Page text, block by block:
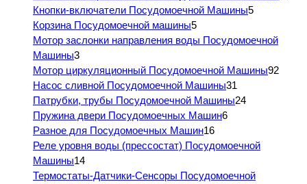
Кнопки-включатели Посудомоечной Машины5
Корзина Посудомоечной машины5
Мотор заслонки направления воды Посудомоечной
Машины3
Мотор циркуляционный Посудомоечной Машины92
Насос сливной Посудомоечной Машины31
Патрубки, трубы Посудомоечной Машины24
Пружина двери Посудомоечных Машин6
Разное для Посудомоечных Машин16
Реле уровня воды (прессостат) Посудомоечной
Машины14
Термостаты-Датчики-Сенсоры Посудомоечной